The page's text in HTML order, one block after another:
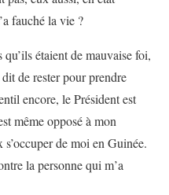
fauché la vie ?
qu’ils étaient de mauvaise foi,
de rester pour prendre
encore, le Président est
même opposé à mon
de moi en Guinée.
la personne qui m’a